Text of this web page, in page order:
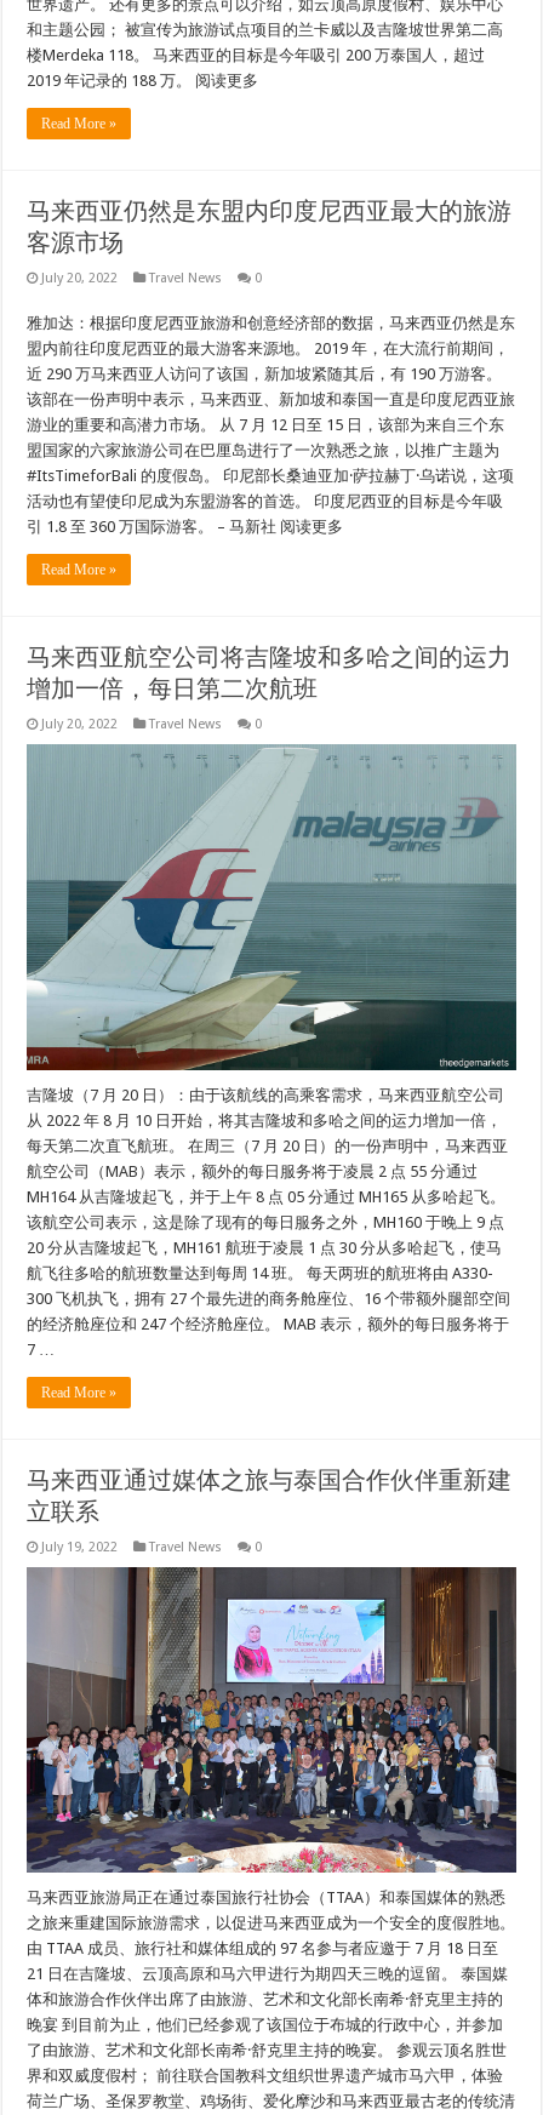
世界遗产。 还有更多的景点可以介绍，如云顶高原度假村、娱乐中心
和主题公园； 被宣传为旅游试点项目的兰卡威以及吉隆坡世界第二高
楼Merdeka 118。 马来西亚的目标是今年吸引 200 万泰国人，超过
2019 年记录的 188 万。 阅读更多
Read More »
马来西亚仍然是东盟内印度尼西亚最大的旅游
客源市场
July 20, 2022 Travel News 0
雅加达：根据印度尼西亚旅游和创意经济部的数据，马来西亚仍然是东
盟内前往印度尼西亚的最大游客来源地。 2019 年，在大流行前期间，
近 290 万马来西亚人访问了该国，新加坡紧随其后，有 190 万游客。
该部在一份声明中表示，马来西亚、新加坡和泰国一直是印度尼西亚旅
游业的重要和高潜力市场。 从 7 月 12 日至 15 日，该部为来自三个东
盟国家的六家旅游公司在巴厘岛进行了一次熟悉之旅，以推广主题为
#ItsTimeforBali 的度假岛。 印尼部长桑迪亚加·萨拉赫丁·乌诺说，这项
活动也有望使印尼成为东盟游客的首选。 印度尼西亚的目标是今年吸
引 1.8 至 360 万国际游客。 – 马新社 阅读更多
Read More »
马来西亚航空公司将吉隆坡和多哈之间的运力
增加一倍，每日第二次航班
July 20, 2022 Travel News 0
吉隆坡（7 月 20 日）：由于该航线的高乘客需求，马来西亚航空公司
从 2022 年 8 月 10 日开始，将其吉隆坡和多哈之间的运力增加一倍，
每天第二次直飞航班。 在周三（7 月 20 日）的一份声明中，马来西亚
航空公司（MAB）表示，额外的每日服务将于凌晨 2 点 55 分通过
MH164 从吉隆坡起飞，并于上午 8 点 05 分通过 MH165 从多哈起飞。
该航空公司表示，这是除了现有的每日服务之外，MH160 于晚上 9 点
20 分从吉隆坡起飞，MH161 航班于凌晨 1 点 30 分从多哈起飞，使马
航飞往多哈的航班数量达到每周 14 班。 每天两班的航班将由 A330-
300 飞机执飞，拥有 27 个最先进的商务舱座位、16 个带额外腿部空间
的经济舱座位和 247 个经济舱座位。 MAB 表示，额外的每日服务将于
7 …
Read More »
马来西亚通过媒体之旅与泰国合作伙伴重新建
立联系
July 19, 2022 Travel News 0
马来西亚旅游局正在通过泰国旅行社协会（TTAA）和泰国媒体的熟悉
之旅来重建国际旅游需求，以促进马来西亚成为一个安全的度假胜地。
由 TTAA 成员、旅行社和媒体组成的 97 名参与者应邀于 7 月 18 日至
21 日在吉隆坡、云顶高原和马六甲进行为期四天三晚的逗留。 泰国媒
体和旅游合作伙伴出席了由旅游、艺术和文化部长南希·舒克里主持的
晚宴 到目前为止，他们已经参观了该国位于布城的行政中心，并参加
了由旅游、艺术和文化部长南希·舒克里主持的晚宴。 参观云顶名胜世
界和双威度假村； 前往联合国教科文组织世界遗产城市马六甲，体验
荷兰广场、圣保罗教堂、鸡场街、爱化摩沙和马来西亚最古老的传统清